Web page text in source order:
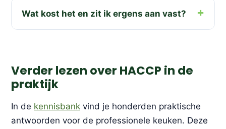
Wat kost het en zit ik ergens aan vast?
Verder lezen over HACCP in de
praktijk
In de kennisbank vind je honderden praktische
antwoorden voor de professionele keuken. Deze